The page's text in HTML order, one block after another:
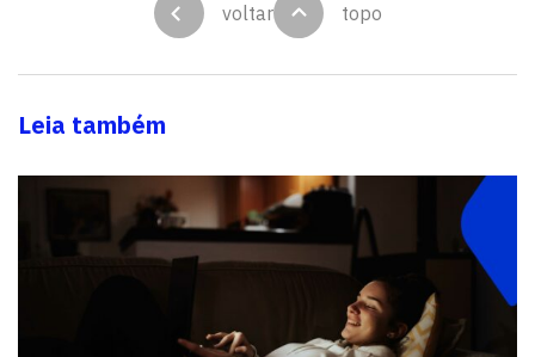
voltar topo
Leia também